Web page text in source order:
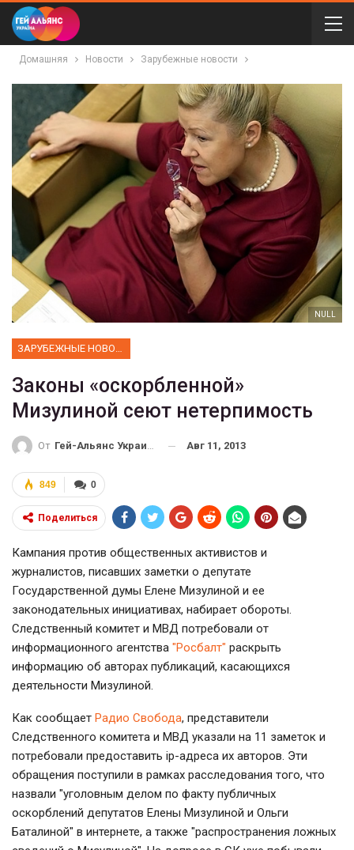
Домашняя Новости Зарубежные новости
NULL
Законы «оскорбленной»
Мизулиной сеют нетерпимость
От Гей-Альянс Украина Авг 11, 2013
0
849
Поделиться
Кампания против общественных активистов и
журналистов, писавших заметки о депутате
Государственной думы Елене Мизулиной и ее
законодательных инициативах, набирает обороты.
Следственный комитет и МВД потребовали от
информационного агентства "Росбалт" раскрыть
информацию об авторах публикаций, касающихся
деятельности Мизулиной.
Как сообщает Радио Свобода, представители
Следственного комитета и МВД указали на 11 заметок и
потребовали предоставить ip-адреса их авторов. Эти
обращения поступили в рамках расследования того, что
назвали "уголовным делом по факту публичных
оскорблений депутатов Елены Мизулиной и Ольги
Баталиной" в интернете, а также "распространения ложных